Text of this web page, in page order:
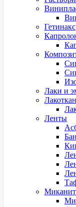
Гетинакс
Лаки и
Ленты